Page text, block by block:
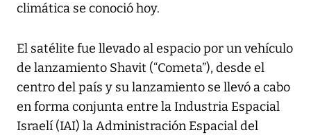
climática se conoció hoy.
El satélite fue llevado al espacio por un vehículo
de lanzamiento Shavit (“Cometa”), desde el
centro del país y su lanzamiento se llevó a cabo
en forma conjunta entre la Industria Espacial
Israelí (IAI) la Administración Espacial del